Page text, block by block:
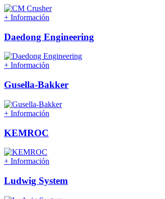
+ Información
Daedong Engineering
+ Información
Gusella-Bakker
+ Información
KEMROC
+ Información
Ludwig System